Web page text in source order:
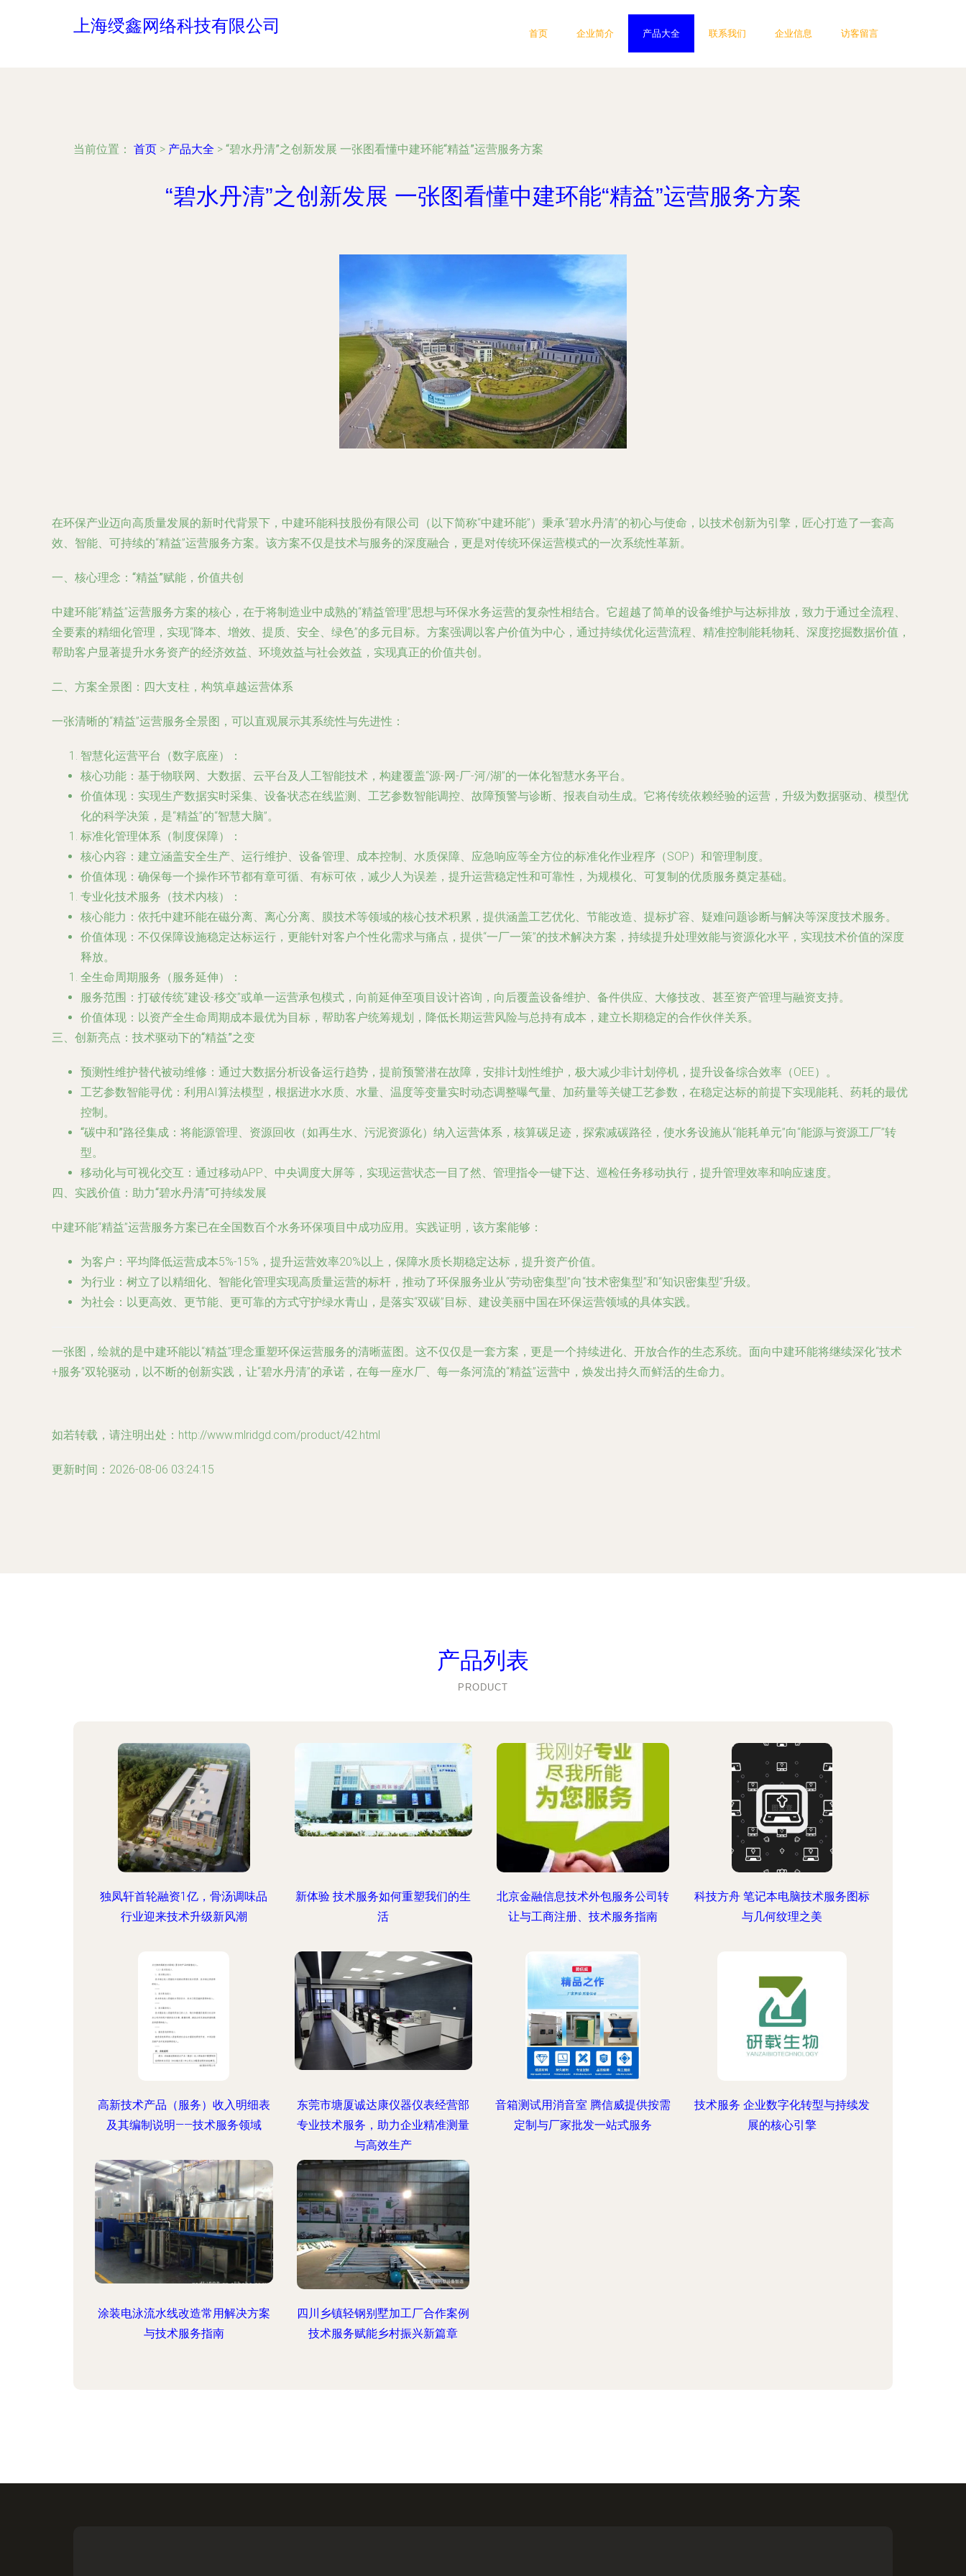
上海绶鑫网络科技有限公司 首页 企业简介 产品大全 联系我们 企业信息 访客留言
当前位置： 首页 > 产品大全 > “碧水丹清”之创新发展 一张图看懂中建环能“精益”运营服务方案
“碧水丹清”之创新发展 一张图看懂中建环能“精益”运营服务方案
在环保产业迈向高质量发展的新时代背景下，中建环能科技股份有限公司（以下简称“中建环能”）秉承“碧水丹清”的初心与使命，以技术创新为引擎，匠心打造了一套高
效、智能、可持续的“精益”运营服务方案。该方案不仅是技术与服务的深度融合，更是对传统环保运营模式的一次系统性革新。
一、核心理念：“精益”赋能，价值共创
中建环能“精益”运营服务方案的核心，在于将制造业中成熟的“精益管理”思想与环保水务运营的复杂性相结合。它超越了简单的设备维护与达标排放，致力于通过全流程、
全要素的精细化管理，实现“降本、增效、提质、安全、绿色”的多元目标。方案强调以客户价值为中心，通过持续优化运营流程、精准控制能耗物耗、深度挖掘数据价值，
帮助客户显著提升水务资产的经济效益、环境效益与社会效益，实现真正的价值共创。
二、方案全景图：四大支柱，构筑卓越运营体系
一张清晰的“精益”运营服务全景图，可以直观展示其系统性与先进性：
智慧化运营平台（数字底座）
：
核心功能 ：基于物联网、大数据、云平台及人工智能技术，构建覆盖“源-网-厂-河/湖”的一体化智慧水务平台。
价值体现 ：实现生产数据实时采集、设备状态在线监测、工艺参数智能调控、故障预警与诊断、报表自动生成。它将传统依赖经验的运营，升级为数据驱动、模型优
化的科学决策，是“精益”的“智慧大脑”。
标准化管理体系（制度保障）
：
核心内容 ：建立涵盖安全生产、运行维护、设备管理、成本控制、水质保障、应急响应等全方位的标准化作业程序（SOP）和管理制度。
价值体现 ：确保每一个操作环节都有章可循、有标可依，减少人为误差，提升运营稳定性和可靠性，为规模化、可复制的优质服务奠定基础。
专业化技术服务（技术内核）
：
核心能力 ：依托中建环能在磁分离、离心分离、膜技术等领域的核心技术积累，提供涵盖工艺优化、节能改造、提标扩容、疑难问题诊断与解决等深度技术服务。
价值体现 ：不仅保障设施稳定达标运行，更能针对客户个性化需求与痛点，提供“一厂一策”的技术解决方案，持续提升处理效能与资源化水平，实现技术价值的深度
释放。
全生命周期服务（服务延伸）
：
服务范围 ：打破传统“建设-移交”或单一运营承包模式，向前延伸至项目设计咨询，向后覆盖设备维护、备件供应、大修技改、甚至资产管理与融资支持。
价值体现 ：以资产全生命周期成本最优为目标，帮助客户统筹规划，降低长期运营风险与总持有成本，建立长期稳定的合作伙伴关系。
三、创新亮点：技术驱动下的“精益”之变
预测性维护替代被动维修 ：通过大数据分析设备运行趋势，提前预警潜在故障，安排计划性维护，极大减少非计划停机，提升设备综合效率（OEE）。
工艺参数智能寻优 ：利用AI算法模型，根据进水水质、水量、温度等变量实时动态调整曝气量、加药量等关键工艺参数，在稳定达标的前提下实现能耗、药耗的最优
控制。
“碳中和”路径集成 ：将能源管理、资源回收（如再生水、污泥资源化）纳入运营体系，核算碳足迹，探索减碳路径，使水务设施从“能耗单元”向“能源与资源工厂”转
型。
移动化与可视化交互 ：通过移动APP、中央调度大屏等，实现运营状态一目了然、管理指令一键下达、巡检任务移动执行，提升管理效率和响应速度。
四、实践价值：助力“碧水丹清”可持续发展
中建环能“精益”运营服务方案已在全国数百个水务环保项目中成功应用。实践证明，该方案能够：
为客户 ：平均降低运营成本5%-15%，提升运营效率20%以上，保障水质长期稳定达标，提升资产价值。
为行业 ：树立了以精细化、智能化管理实现高质量运营的标杆，推动了环保服务业从“劳动密集型”向“技术密集型”和“知识密集型”升级。
为社会 ：以更高效、更节能、更可靠的方式守护绿水青山，是落实“双碳”目标、建设美丽中国在环保运营领域的具体实践。
一张图，绘就的是中建环能以“精益”理念重塑环保运营服务的清晰蓝图。这不仅仅是一套方案，更是一个持续进化、开放合作的生态系统。面向中建环能将继续深化“技术
+服务”双轮驱动，以不断的创新实践，让“碧水丹清”的承诺，在每一座水厂、每一条河流的“精益”运营中，焕发出持久而鲜活的生命力。
如若转载，请注明出处：http://www.mlridgd.com/product/42.html
更新时间：2026-08-06 03:24:15
产品列表
PRODUCT
独凤轩首轮融资1亿，骨汤调味品
行业迎来技术升级新风潮
新体验 技术服务如何重塑我们的生
活
北京金融信息技术外包服务公司转
让与工商注册、技术服务指南
科技方舟 笔记本电脑技术服务图标
与几何纹理之美
高新技术产品（服务）收入明细表
及其编制说明——技术服务领域
东莞市塘厦诚达康仪器仪表经营部
专业技术服务，助力企业精准测量
与高效生产
音箱测试用消音室 腾信威提供按需
定制与厂家批发一站式服务
技术服务 企业数字化转型与持续发
展的核心引擎
涂装电泳流水线改造常用解决方案
与技术服务指南
四川乡镇轻钢别墅加工厂合作案例
技术服务赋能乡村振兴新篇章